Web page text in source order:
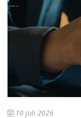
10 juli 2026